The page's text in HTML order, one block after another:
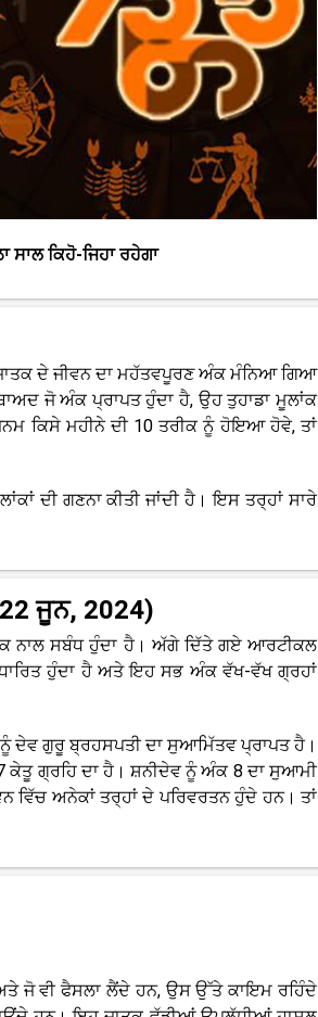
ਸਾਲ ਕਿਹੋ-ਜਿਹਾ ਰਹੇਗਾ
ਦੇ ਜੀਵਨ ਦਾ ਮਹੱਤਵਪੂਰਣ ਅੰਕ ਮੰਨਿਆ ਗਿਆ
ਜੋ ਅੰਕ ਪ੍ਰਾਪਤ ਹੁੰਦਾ ਹੈ, ਉਹ ਤੁਹਾਡਾ ਮੂਲਾਂਕ
ਕਿਸੇ ਮਹੀਨੇ ਦੀ 10 ਤਰੀਕ ਨੂੰ ਹੋਇਆ ਹੋਵੇ, ਤਾਂ
ਦੀ ਗਣਨਾ ਕੀਤੀ ਜਾਂਦੀ ਹੈ। ਇਸ ਤਰ੍ਹਾਂ ਸਾਰੇ
ਜੂਨ, 2024)
ਨਾਲ ਸਬੰਧ ਹੁੰਦਾ ਹੈ। ਅੱਗੇ ਦਿੱਤੇ ਗਏ ਆਰਟੀਕਲ
ਹੁੰਦਾ ਹੈ ਅਤੇ ਇਹ ਸਭ ਅੰਕ ਵੱਖ-ਵੱਖ ਗ੍ਰਹਾਂ
ਦੇਵ ਗੁਰੂ ਬ੍ਰਹਸਪਤੀ ਦਾ ਸੁਆਮਿੱਤਵ ਪ੍ਰਾਪਤ ਹੈ।
ਕੇਤੂ ਗ੍ਰਹਿ ਦਾ ਹੈ। ਸ਼ਨੀਦੇਵ ਨੂੰ ਅੰਕ 8 ਦਾ ਸੁਆਮੀ
ਅਨੇਕਾਂ ਤਰ੍ਹਾਂ ਦੇ ਪਰਿਵਰਤਨ ਹੁੰਦੇ ਹਨ। ਤਾਂ
ਜੋ ਵੀ ਫੈਸਲਾ ਲੈਂਦੇ ਹਨ, ਉਸ ਉੱਤੇ ਕਾਇਮ ਰਹਿੰਦੇ